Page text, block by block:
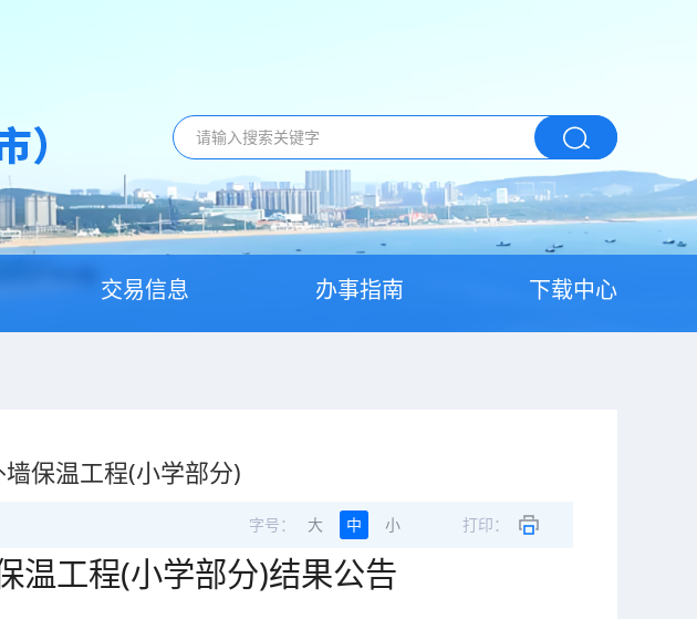
交易信息 办事指南 下载中心
保温工程(小学部分)
字号： 大 中 小 打印：
温工程(小学部分)结果公告